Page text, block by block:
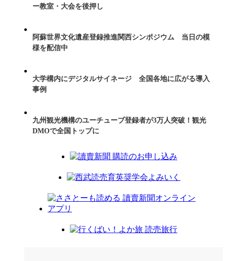
ー教室・大会を後押し
阿蘇世界文化遺産登録推進関西シンポジウム 当日の模
様を配信中
大学構内にデジタルサイネージ 全国各地に広がる導入
事例
九州観光機構のユーチューブ登録者が3万人突破！観光
DMOで全国トップに